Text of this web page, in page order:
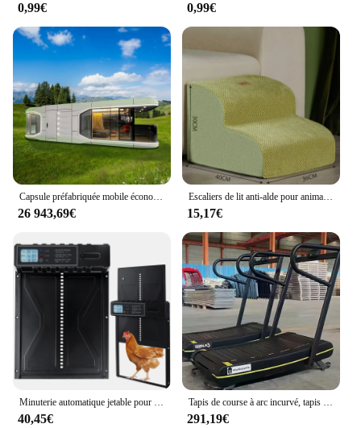
0,99€ 0,99€
Capsule préfabriquée mobile économique, cabine préfabriquée, maison de conteneur, hôtel, 2 chambres à coucher, 20 pieds, 40 pieds
26 943,69€
Escaliers de lit anti-alde pour animaux de compagnie, maison pour chien, 2/3 marches, rampe pour petit chien, échelle pour chat, fournitures pour animaux de compagnie
15,17€
Minuterie automatique jetable pour porte de coop, affichage du moteur, ascenseur de synchronisation, étanche à l'eau, cages pour animaux de compagnie, extérieur, accessoire de ferme
40,45€
Tapis de course à arc incurvé, tapis de course sans puissance, silencieux, maison de studio d'éducation privée, salle de sport commerciale
291,19€